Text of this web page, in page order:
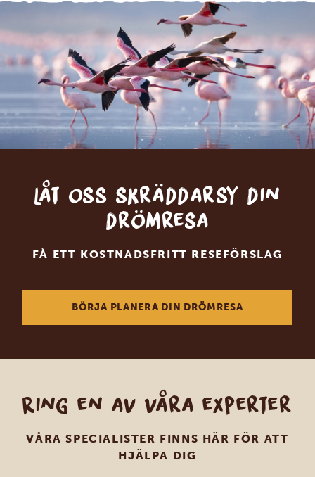
Låt oss skräddarsy din
drömresa
FÅ ETT KOSTNADSFRITT RESEFÖRSLAG
BÖRJA PLANERA DIN DRÖMRESA
Ring en av våra experter
VÅRA SPECIALISTER FINNS HÄR FÖR ATT
HJÄLPA DIG